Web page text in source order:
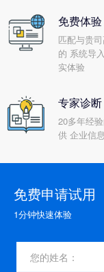
免费体验
匹配与贵
的 系统导
实体验
专家诊断
20多年经
供 企业信
免费申请试用
1分钟快速体验